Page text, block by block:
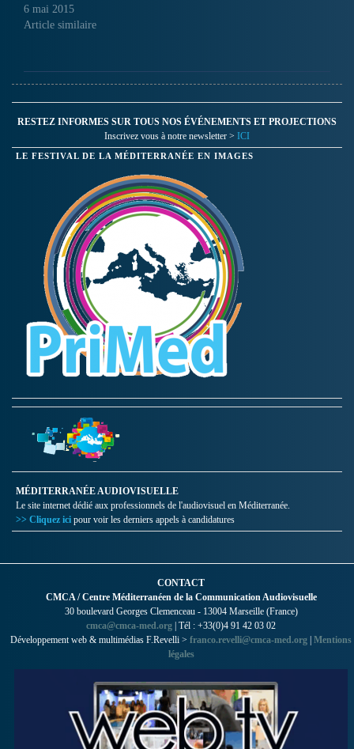
6 mai 2015
Article similaire
RESTEZ INFORMES SUR TOUS NOS ÉVÉNEMENTS ET PROJECTIONS
Inscrivez vous à notre newsletter > ICI
LE FESTIVAL DE LA MÉDITERRANÉE EN IMAGES
MÉDITERRANÉE AUDIOVISUELLE
Le site internet dédié aux professionnels de l'audiovisuel en Méditerranée.
>> Cliquez ici pour voir les derniers appels à candidatures
CONTACT
CMCA / Centre Méditerranéen de la Communication Audiovisuelle
30 boulevard Georges Clemenceau - 13004 Marseille (France)
cmca@cmca-med.org | Tél : +33(0)4 91 42 03 02
Développement web & multimédias F.Revelli > franco.revelli@cmca-med.org | Mentions
légales